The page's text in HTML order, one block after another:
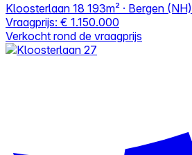
Kloosterlaan 18 193m² · Bergen
Vraagprijs: € 1.150.000
Verkocht rond de vraagprijs